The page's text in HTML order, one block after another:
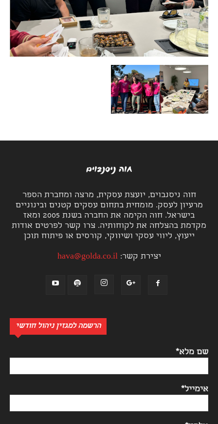
חוה ניסנבוים, יועצת עסקית, מרצה ומחברת הספר
מרעיון לעסק. מומחית בתחום עסקים קטנים ובינוניים
בישראל. חוה הקימה את החברה בשנת 2005 ומאז
מקדמת בהצלחה את לקוחותיה. צרו קשר לפרטים אודות
ייעוץ, ליווי עסקי ושיווקי, קורסים או פיתוח תוכן
יצירת קשר:hava@golda.co.il
הרשמה למגזין ניהול חודשי
שם מלא*
אימייל*